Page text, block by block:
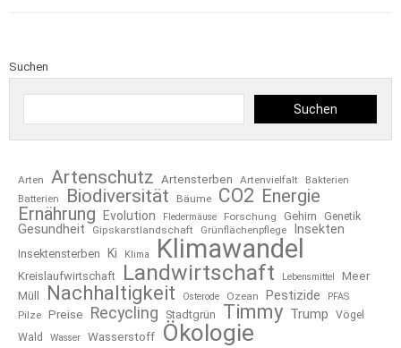
Suchen
Suchen
Arten Artenschutz Artensterben Artenvielfalt
Bakterien
Batterien
Biodiversität Bäume CO2 Energie
Ernährung
Evolution Fledermäuse Forschung Gehirn Genetik
Gesundheit Gipskarstlandschaft Grünflächenpflege Insekten
Insektensterben Ki Klima Klimawandel
Kreislaufwirtschaft Landwirtschaft Lebensmittel
Meer
Müll
Nachhaltigkeit Osterode Ozean Pestizide PFAS
Pilze Preise Recycling Stadtgrün Timmy Trump
Vögel
Wald
Wasser Wasserstoff Ökologie